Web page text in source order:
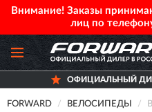
Внимание! Заказы
лиц по
ОФИЦИАЛЬНЫЙ
FORWARD ВЕЛОСИПЕДЫ